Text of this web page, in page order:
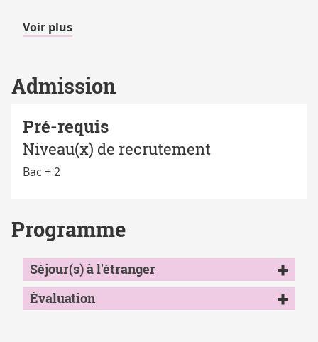
Voir plusde
Admission
Pré-requis
Niveau(x) de recrutement
Bac + 2
Programme
Séjour(s) à l'étranger
Évaluation